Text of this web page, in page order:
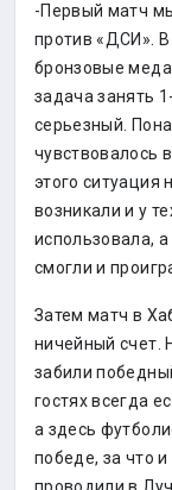
-Первый матч
против «ДСИ». В
бронзовые
задача занять
серьезный.
чувствовалось
этого
возникали и у
использовала,
смогли и
Затем матч в
ничейный счет.
забили
гостях всегда
а здесь
победе, за что